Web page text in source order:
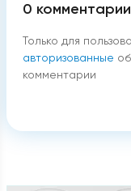
0 комментарии
Только для
авторизованные
комментарии